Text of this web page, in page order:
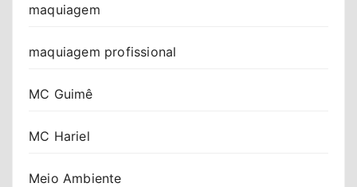
maquiagem
maquiagem profissional
MC Guimê
MC Hariel
Meio Ambiente